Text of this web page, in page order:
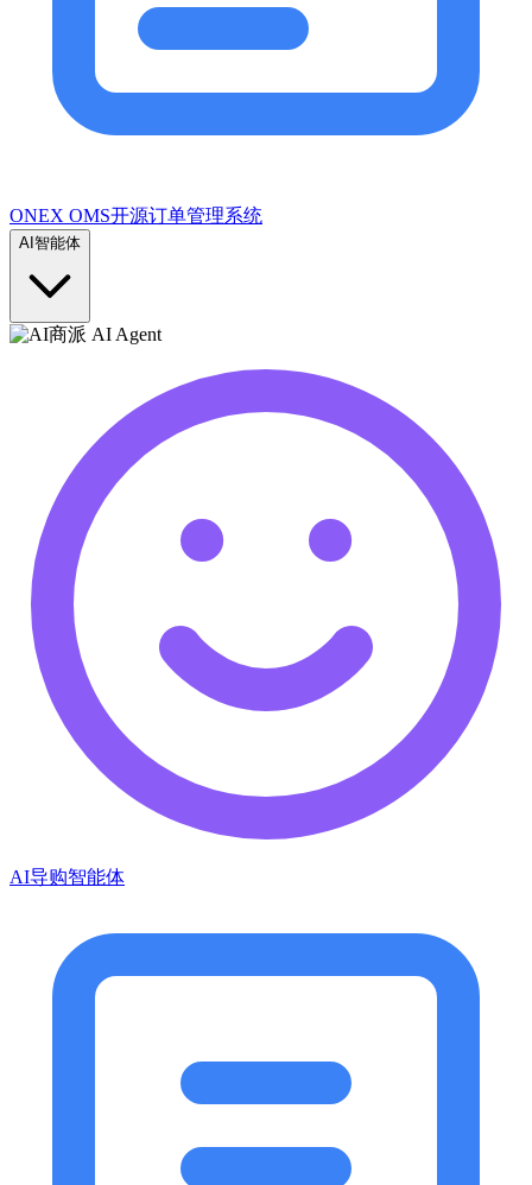
ONEX OMS开源订单管理系统
AI智能体
商派 AI Agent
AI导购智能体